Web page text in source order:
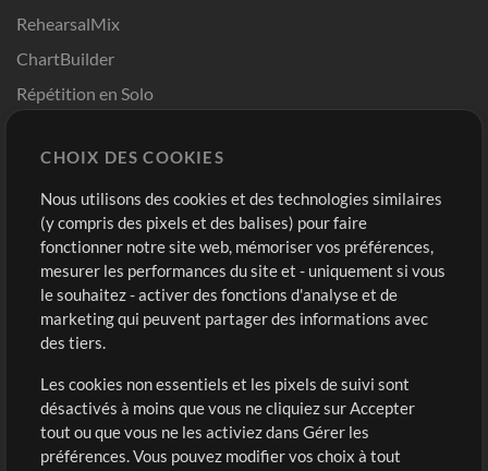
RehearsalMix
ChartBuilder
Répétition en Solo
Modèles ProPresenter
Sons
Boutique
Acheter des crédits
Contenu gratuit
Demander les pistes
Extras
Sessions
Compte
Connexion
S'inscrire
CHOIX DES COOKIES
Nous utilisons des cookies et des technologies similaires
(y compris des pixels et des balises) pour faire
fonctionner notre site web, mémoriser vos préférences,
mesurer les performances du site et - uniquement si vous
le souhaitez - activer des fonctions d'analyse et de
marketing qui peuvent partager des informations avec
des tiers.
Les cookies non essentiels et les pixels de suivi sont
désactivés à moins que vous ne cliquiez sur Accepter
tout ou que vous ne les activiez dans Gérer les
préférences. Vous pouvez modifier vos choix à tout